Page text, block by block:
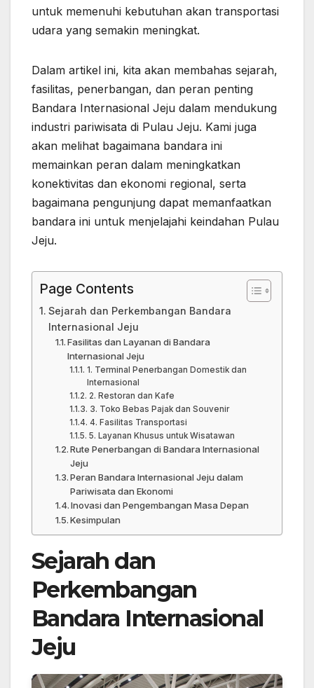
untuk memenuhi kebutuhan akan transportasi
udara yang semakin meningkat.
Dalam artikel ini, kita akan membahas sejarah,
fasilitas, penerbangan, dan peran penting
Bandara Internasional Jeju dalam mendukung
industri pariwisata di Pulau Jeju. Kami juga
akan melihat bagaimana bandara ini
memainkan peran dalam meningkatkan
konektivitas dan ekonomi regional, serta
bagaimana pengunjung dapat memanfaatkan
bandara ini untuk menjelajahi keindahan Pulau
Jeju.
Page Contents
Sejarah dan Perkembangan Bandara
Internasional Jeju
Fasilitas dan Layanan di Bandara
Internasional Jeju
1. Terminal Penerbangan Domestik dan
Internasional
2. Restoran dan Kafe
3. Toko Bebas Pajak dan Souvenir
4. Fasilitas Transportasi
5. Layanan Khusus untuk Wisatawan
Rute Penerbangan di Bandara Internasional
Jeju
Peran Bandara Internasional Jeju dalam
Pariwisata dan Ekonomi
Inovasi dan Pengembangan Masa Depan
Kesimpulan
Sejarah dan
Perkembangan
Bandara Internasional
Jeju